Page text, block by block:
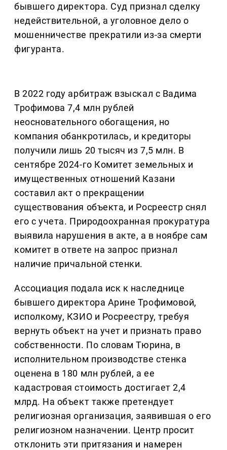
бывшего директора. Суд признал сделку
недействительной, а уголовное дело о
мошенничестве прекратили из-за смерти
фигуранта.
В 2022 году арбитраж взыскал с Вадима
Трофимова 7,4 млн рублей
неосновательного обогащения, но
компания обанкротилась, и кредиторы
получили лишь 20 тысяч из 7,5 млн. В
сентябре 2024-го Комитет земельных и
имущественных отношений Казани
составил акт о прекращении
существования объекта, и Росреестр снял
его с учета. Природоохранная прокуратура
выявила нарушения в акте, а в ноябре сам
комитет в ответе на запрос признал
наличие причальной стенки.
Ассоциация подала иск к наследнице
бывшего директора Арине Трофимовой,
исполкому, КЗИО и Росреестру, требуя
вернуть объект на учет и признать право
собственности. По словам Тюрина, в
исполнительном производстве стенка
оценена в 180 млн рублей, а ее
кадастровая стоимость достигает 2,4
млрд. На объект также претендует
религиозная организация, заявившая о его
религиозном назначении. Центр просит
отклонить эти притязания и намерен